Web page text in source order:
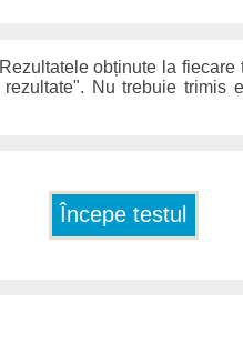
obținute la fiecare
Nu trebuie trimis